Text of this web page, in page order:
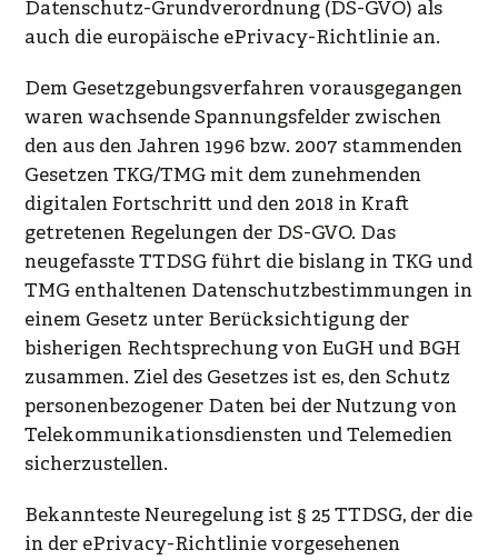
Datenschutz-Grundverordnung (DS-GVO) als
auch die europäische ePrivacy-Richtlinie an.
Dem Gesetzgebungsverfahren vorausgegangen
waren wachsende Spannungsfelder zwischen
den aus den Jahren 1996 bzw. 2007 stammenden
Gesetzen TKG/TMG mit dem zunehmenden
digitalen Fortschritt und den 2018 in Kraft
getretenen Regelungen der DS-GVO. Das
neugefasste TTDSG führt die bislang in TKG und
TMG enthaltenen Datenschutzbestimmungen in
einem Gesetz unter Berücksichtigung der
bisherigen Rechtsprechung von EuGH und BGH
zusammen. Ziel des Gesetzes ist es, den Schutz
personenbezogener Daten bei der Nutzung von
Telekommunikationsdiensten und Telemedien
sicherzustellen.
Bekannteste Neuregelung ist § 25 TTDSG, der die
in der ePrivacy-Richtlinie vorgesehenen